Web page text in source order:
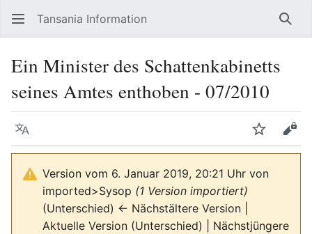
Tansania Information
Ein Minister des Schattenkabinetts
seines Amtes enthoben - 07/2010
Sprache
Version vom 6. Januar 2019, 20:21 Uhr von
imported>Sysop (1 Version importiert)
(Unterschied) ← Nächstältere Version |
Aktuelle Version (Unterschied) | Nächstjüngere